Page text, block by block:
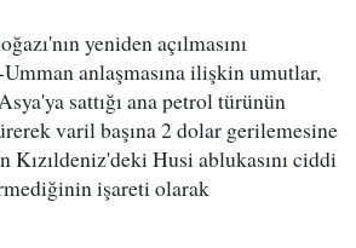
yeniden açılmasını
anlaşmasına ilişkin umutlar,
sattığı ana petrol türünün
varil başına 2 dolar gerilemesine
Kızıldeniz'deki Husi ablukasını ciddi
işareti olarak